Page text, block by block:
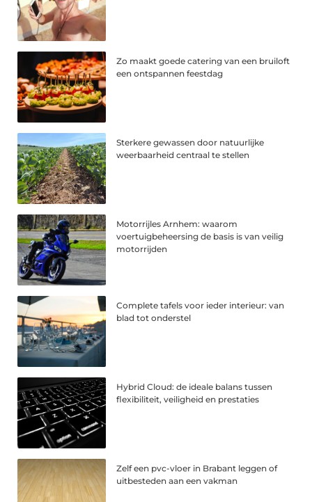
Zo maakt goede catering van een bruiloft
een ontspannen feestdag
Sterkere gewassen door natuurlijke
weerbaarheid centraal te stellen
Motorrijles Arnhem: waarom
voertuigbeheersing de basis is van veilig
motorrijden
Complete tafels voor ieder interieur: van
blad tot onderstel
Hybrid Cloud: de ideale balans tussen
flexibiliteit, veiligheid en prestaties
Zelf een pvc-vloer in Brabant leggen of
uitbesteden aan een vakman